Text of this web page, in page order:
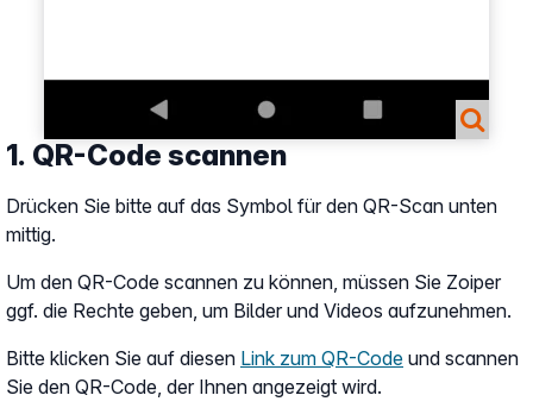
1. QR-Code scannen
Drücken Sie bitte auf das Symbol für den QR-Scan unten
mittig.
Um den QR-Code scannen zu können, müssen Sie Zoiper
ggf. die Rechte geben, um Bilder und Videos aufzunehmen.
Bitte klicken Sie auf diesen Link zum QR-Code und scannen
Sie den QR-Code, der Ihnen angezeigt wird.